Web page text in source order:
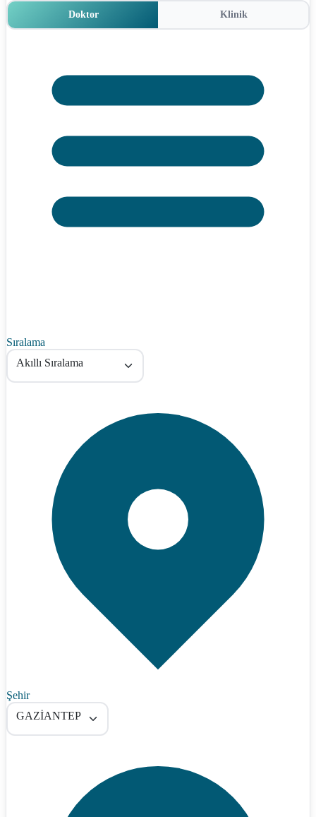
Doktor Klinik
Sıralama
Akıllı Sıralama
Şehir
GAZİANTEP